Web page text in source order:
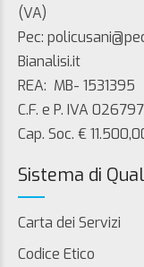
(VA)
Pec:
Bianalisi.it
REA: MB- 1531395
C.F. e P. IVA
Cap. Soc. €
Sistema di
Carta dei Servizi
Codice Etico